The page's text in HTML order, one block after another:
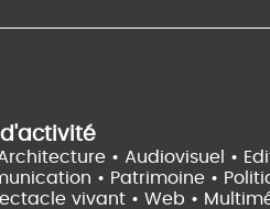
• Audiovisuel •
• Patrimoine •
vivant • Web •